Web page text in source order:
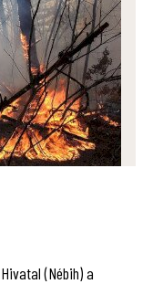
(Nébih) a